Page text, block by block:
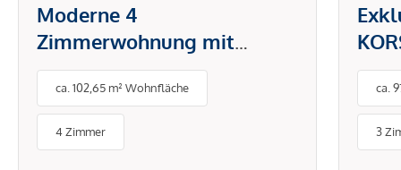
Moderne 4
Zimmerwohnung mit
großzügiger Freifläche!
ca. 102,65 m² Wohnfläche
4 Zimmer
ca.
3